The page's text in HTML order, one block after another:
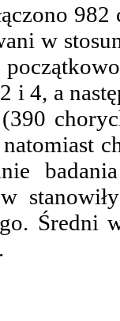
w
i 4, a
Średni